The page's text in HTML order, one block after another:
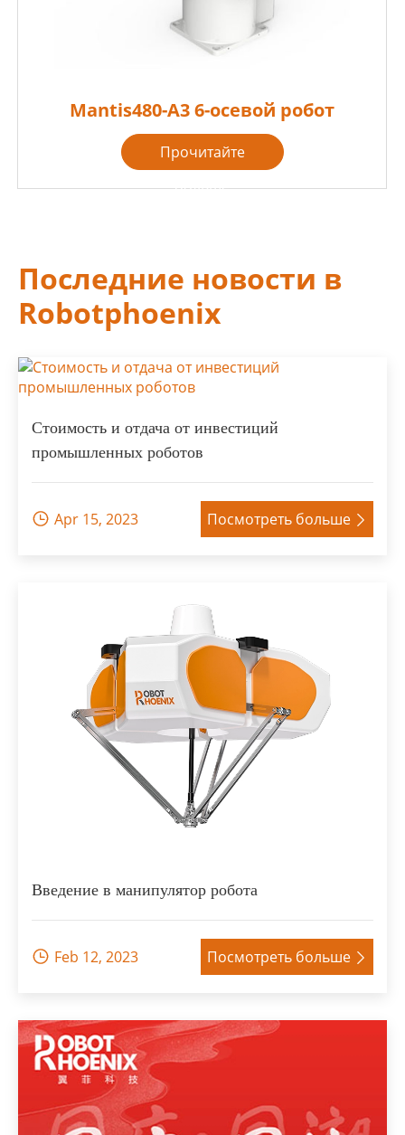
Mantis480-A3 6-осевой робот
Прочитайте
больше
Последние новости в
Robotphoenix
Стоимость и отдача от инвестиций
промышленных роботов
 Apr 15, 2023 Посмотреть больше 
Введение в манипулятор робота
 Feb 12, 2023 Посмотреть больше 